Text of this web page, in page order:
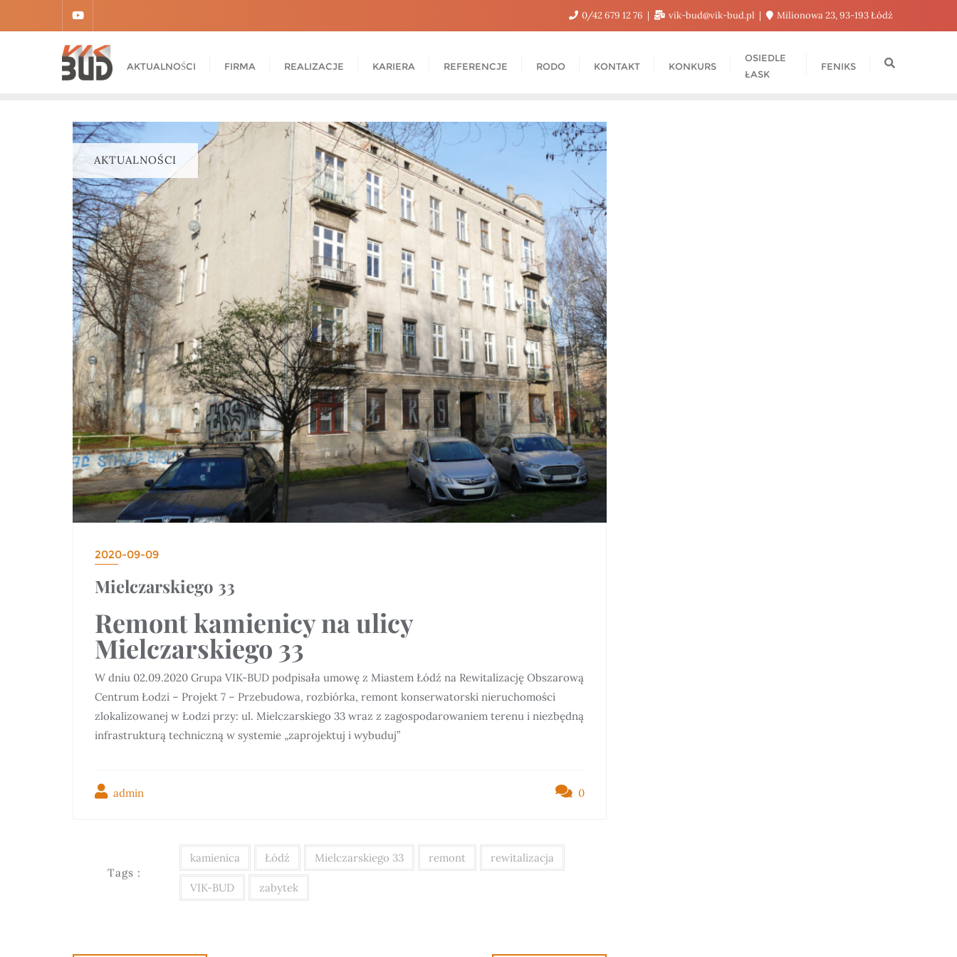
0/42 679 12 76 vik-bud@vik-bud.pl Milionowa 23, 93-193 Łódź
AKTUALNOŚCI FIRMA REALIZACJE KARIERA REFERENCJE RODO KONTAKT KONKURS
OSIEDLE
ŁASK
FENIKS
AKTUALNOŚCI
2020-09-09
Mielczarskiego 33
Remont kamienicy na ulicy
Mielczarskiego 33
W dniu 02.09.2020 Grupa VIK-BUD podpisała umowę z Miastem Łódź na Rewitalizację Obszarową
Centrum Łodzi – Projekt 7 – Przebudowa, rozbiórka, remont konserwatorski nieruchomości
zlokalizowanej w Łodzi przy: ul. Mielczarskiego 33 wraz z zagospodarowaniem terenu i niezbędną
infrastrukturą techniczną w systemie „zaprojektuj i wybuduj”
admin 0
Tags :
kamienica Łódź Mielczarskiego 33 remont rewitalizacja
VIK-BUD zabytek